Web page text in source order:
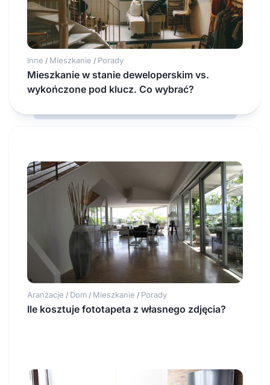
Inne / Mieszkanie / Porady
Mieszkanie w stanie deweloperskim vs.
wykończone pod klucz. Co wybrać?
Aranżacje / Dom / Mieszkanie / Porady
Ile kosztuje fototapeta z własnego zdjęcia?